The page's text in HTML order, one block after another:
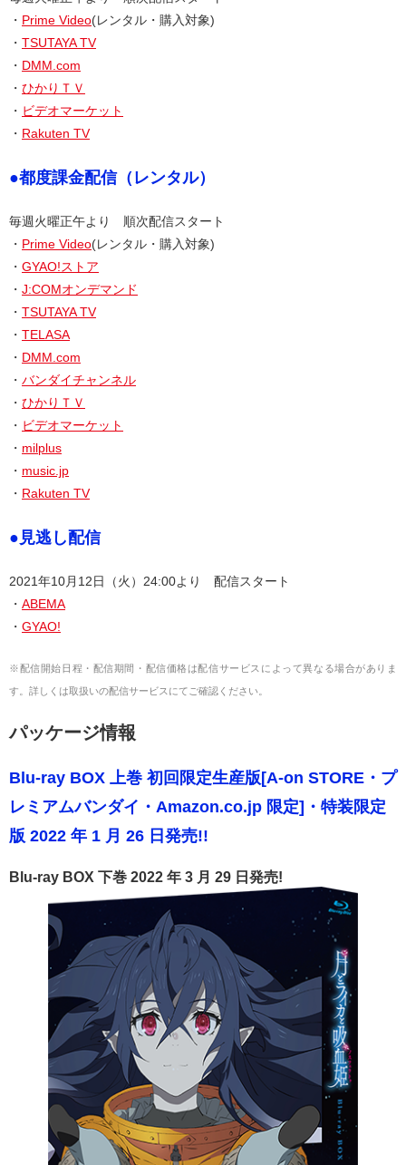
・ Prime Video(レンタル・購入対象)
・ TSUTAYA TV
・ DMM.com
・ ひかりＴＶ
・ ビデオマーケット
・ Rakuten TV
●都度課金配信（レンタル）
毎週火曜正午より 順次配信スタート
・ Prime Video(レンタル・購入対象)
・ GYAO!ストア
・ J:COMオンデマンド
・ TSUTAYA TV
・ TELASA
・ DMM.com
・ バンダイチャンネル
・ ひかりＴＶ
・ ビデオマーケット
・ milplus
・ music.jp
・ Rakuten TV
●見逃し配信
2021年10月12日（火）24:00より 配信スタート
・ ABEMA
・ GYAO!
※配信開始日程・配信期間・配信価格は配信サービスによって異なる場合がありま
す。詳しくは取扱いの配信サービスにてご確認ください。
パッケージ情報
Blu-ray BOX 上巻 初回限定生産版[A-on STORE・プ
レミアムバンダイ・Amazon.co.jp 限定]・特装限定
版 2022 年 1 月 26 日発売!!
Blu-ray BOX 下巻 2022 年 3 月 29 日発売!